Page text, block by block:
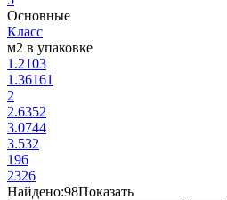
Основные
Класс
м2 в упаковке
1.2103
1.36161
2
2.6352
3.0744
3.532
196
2326
Найдено:98Показать